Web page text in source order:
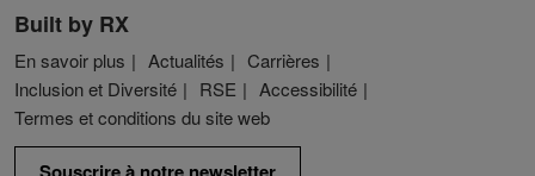
Built by RX
En savoir plus Actualités
Carrières
Inclusion et Diversité
RSE
Accessibilité
Termes et conditions du site web